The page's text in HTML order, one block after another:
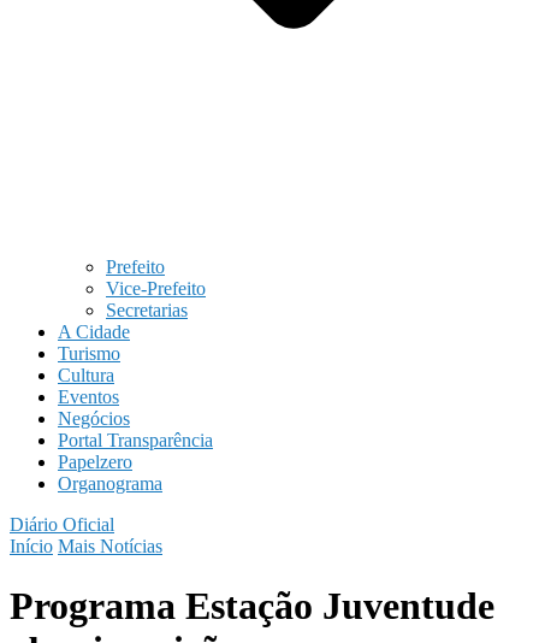
Prefeito
Vice-Prefeito
Secretarias
A Cidade
Turismo
Cultura
Eventos
Negócios
Portal Transparência
Papelzero
Organograma
Diário Oficial
Início Mais Notícias
Programa Estação Juventude